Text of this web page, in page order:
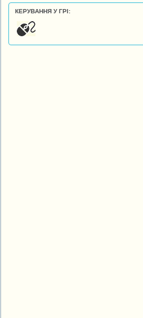
КЕРУВАННЯ У ГРІ: